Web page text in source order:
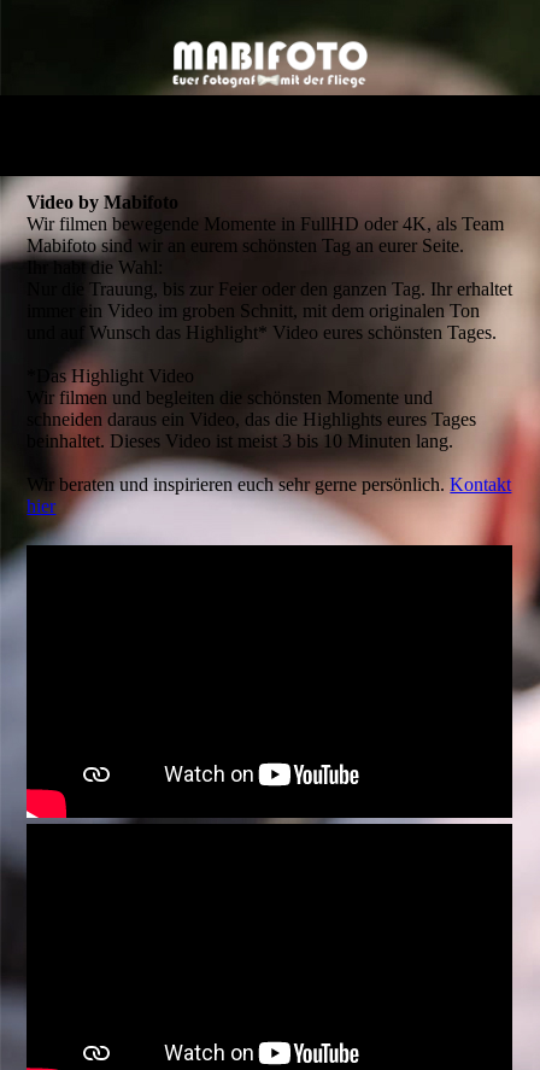
Video by Mabifoto
Wir filmen bewegende Momente in FullHD oder 4K, als Team
Mabifoto sind wir an eurem schönsten Tag an eurer Seite.
Ihr habt die Wahl:
Nur die Trauung, bis zur Feier oder den ganzen Tag. Ihr erhaltet
immer ein Video im groben Schnitt, mit dem originalen Ton
und auf Wunsch das Highlight* Video eures schönsten Tages.
*Das Highlight Video
Wir filmen und begleiten die schönsten Momente und
schneiden daraus ein Video, das die Highlights eures Tages
beinhaltet. Dieses Video ist meist 3 bis 10 Minuten lang.
Wir beraten und inspirieren euch sehr gerne persönlich.Kontakt
hier